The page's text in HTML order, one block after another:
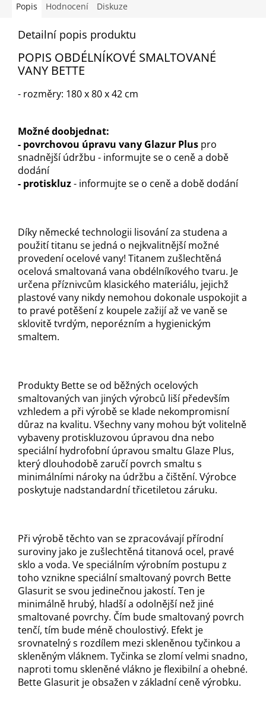
Popis Hodnocení Diskuze
Detailní popis produktu
POPIS OBDÉLNÍKOVÉ SMALTOVANÉ
VANY BETTE
- rozměry: 180 x 80 x 42 cm
Možné doobjednat:
- povrchovou úpravu vany Glazur Plus pro
snadnější údržbu - informujte se o ceně a době
dodání
- protiskluz- informujte se o ceně a době dodání
Díky německé technologii lisování za studena a
použití titanu se jedná o nejkvalitnější možné
provedení ocelové vany! Titanem zušlechtěná
ocelová smaltovaná vana obdélníkového tvaru. Je
určena příznivcům klasického materiálu, jejichž
plastové vany nikdy nemohou dokonale uspokojit a
to pravé potěšení z koupele zažijí až ve vaně se
sklovitě tvrdým, neporézním a hygienickým
smaltem.
Produkty Bette se od běžných ocelových
smaltovaných van jiných výrobců liší především
vzhledem a při výrobě se klade nekompromisní
důraz na kvalitu. Všechny vany mohou být volitelně
vybaveny protiskluzovou úpravou dna nebo
speciální hydrofobní úpravou smaltu Glaze Plus,
který dlouhodobě zaručí povrch smaltu s
minimálními nároky na údržbu a čištění. Výrobce
poskytuje nadstandardní třicetiletou záruku.
Při výrobě těchto van se zpracovávají přírodní
suroviny jako je zušlechtěná titanová ocel, pravé
sklo a voda. Ve speciálním výrobním postupu z
toho vznikne speciální smaltovaný povrch Bette
Glasurit se svou jedinečnou jakostí. Ten je
minimálně hrubý, hladší a odolnější než jiné
smaltované povrchy. Čím bude smaltovaný povrch
tenčí, tím bude méně choulostivý. Efekt je
srovnatelný s rozdílem mezi skleněnou tyčinkou a
skleněným vláknem. Tyčinka se zlomí velmi snadno,
naproti tomu skleněné vlákno je flexibilní a ohebné.
Bette Glasurit je obsažen v základní ceně výrobku.